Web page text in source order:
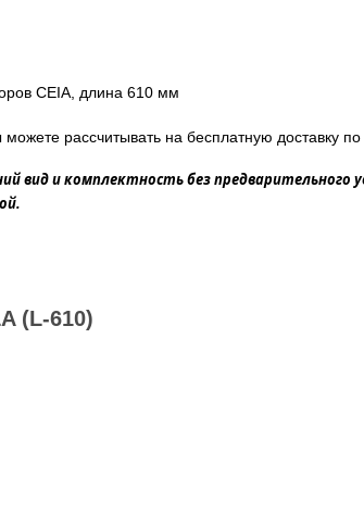
CEIA, длина 610 мм
рассчитывать на бесплатную доставку по
вид и комплектность без предварительного
(L-610)